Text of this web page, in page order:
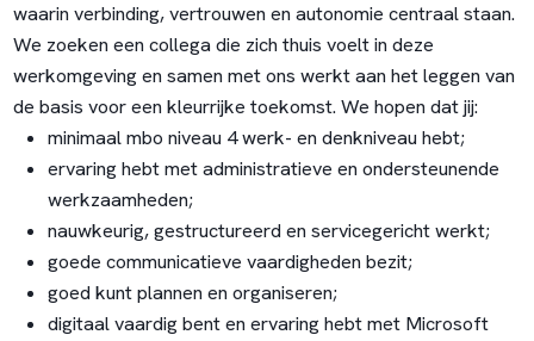
waarin verbinding, vertrouwen en autonomie centraal staan.
We zoeken een collega die zich thuis voelt in deze
werkomgeving en samen met ons werkt aan het leggen van
de basis voor een kleurrijke toekomst. We hopen dat jij:
minimaal mbo niveau 4 werk- en denkniveau hebt;
ervaring hebt met administratieve en ondersteunende
werkzaamheden;
nauwkeurig, gestructureerd en servicegericht werkt;
goede communicatieve vaardigheden bezit;
goed kunt plannen en organiseren;
digitaal vaardig bent en ervaring hebt met Microsoft